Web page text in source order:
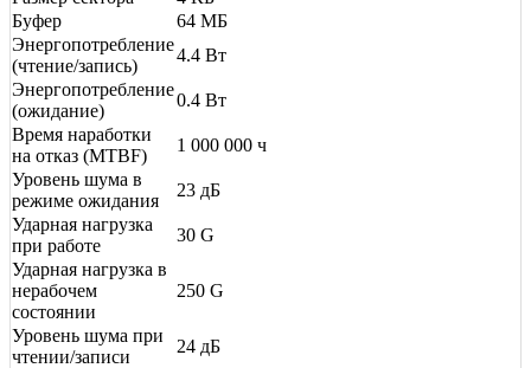
Буфер
64 МБ
Энергопотребление
(чтение/запись)
4.4 Вт
Энергопотребление
(ожидание)
0.4 Вт
Время наработки
на отказ (МТBF)
1 000 000 ч
Уровень шума в
режиме ожидания
23 дБ
Ударная нагрузка
при работе
30 G
Ударная нагрузка в
нерабочем
состоянии
250 G
Уровень шума при
чтении/записи
24 дБ